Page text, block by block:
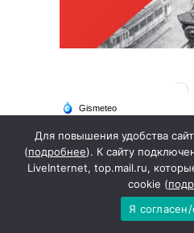
Для повышения удобства
(подробнее). К сайту
LiveInternet, top.mail.ru,
cookie (
Я согласен/